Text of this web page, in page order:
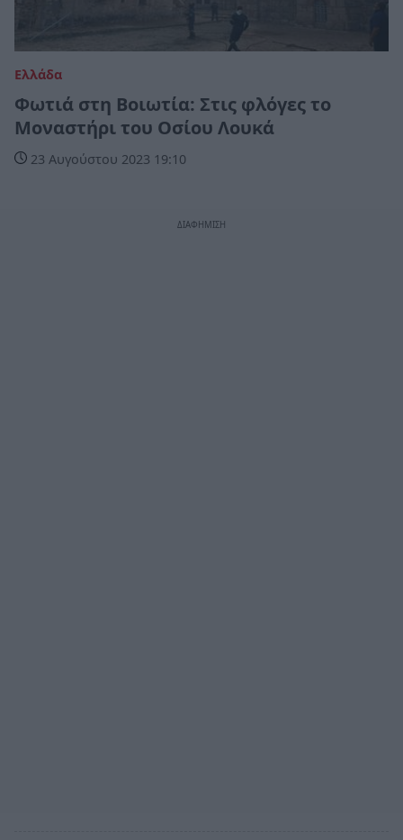
Ελλάδα
Φωτιά στη Βοιωτία: Στις φλόγες το
Μοναστήρι του Οσίου Λουκά
23 Αυγούστου 2023 19:10